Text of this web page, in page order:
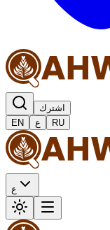
اشترك
EN
ع RU
ع